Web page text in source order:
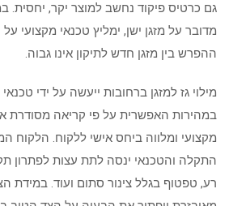
גם כרטיס פיקוד נחשב למוצר יקר, יחסית.
מדובר על מזגן ישן, ימליץ טכנאי מקצועי
ההפרש בין מזגן חדש לתיקון אינו גבוה.
מילוי גז למזגן ברחובות ייעשה על ידי
במהירות האפשרית על פי קריאה מסודרת
מקצועי ומלווה ביחס אישי ללקוח. הלקוח
התקלה והטכנאי ינסה לתת עצות לפתרון
רע, טפטוף בגלל צינור סתום ועוד. במידת